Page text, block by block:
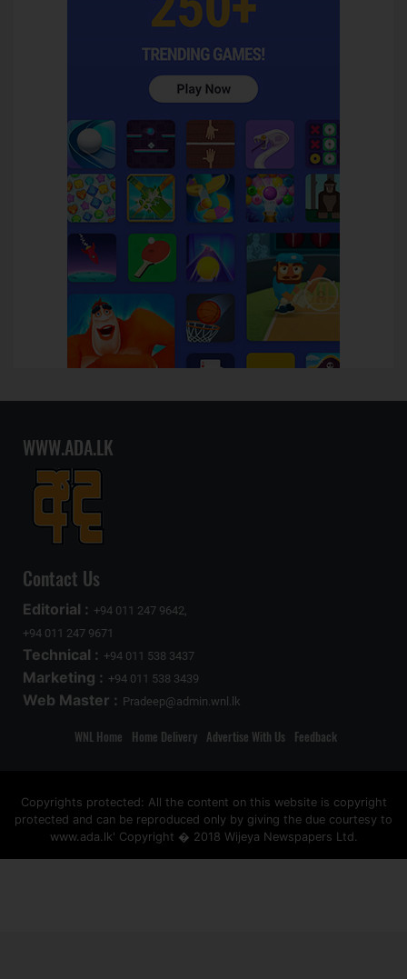
WWW.ADA.LK
Contact Us
Editorial : +94 011 247 9642,
+94 011 247 9671
Technical : +94 011 538 3437
Marketing : +94 011 538 3439
Web Master : Pradeep@admin.wnl.lk
WNL Home Home Delivery Advertise With Us Feedback
Copyrights protected: All the content on this website is copyright
protected and can be reproduced only by giving the due courtesy to
www.ada.lk' Copyright � 2018 Wijeya Newspapers Ltd.